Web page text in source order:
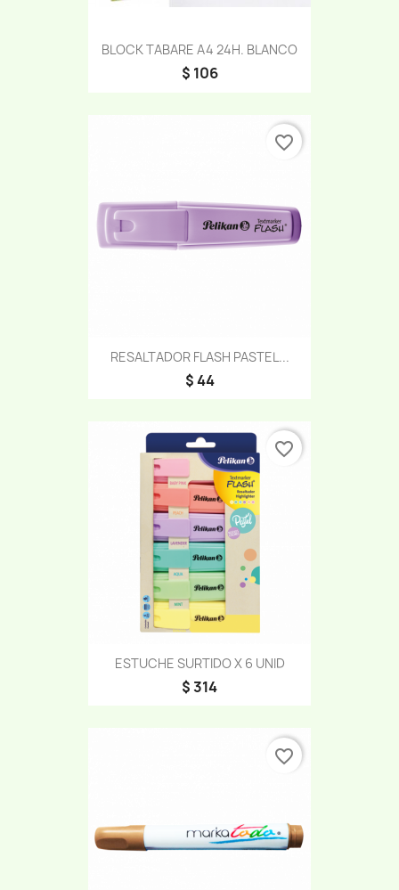
BLOCK TABARE A4 24H. BLANCO
$ 106
RESALTADOR FLASH PASTEL...
$ 44
favorite_border
ESTUCHE SURTIDO X 6 UNID
$ 314
favorite_border
favorite_border